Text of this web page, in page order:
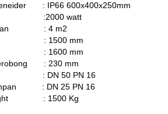
: IP66 600x400x250mm
:2000 watt
: 4 m2
: 1500 mm
: 1600 mm
: 230 mm
: DN 50 PN 16
: DN 25 PN 16
: 1500 Kg